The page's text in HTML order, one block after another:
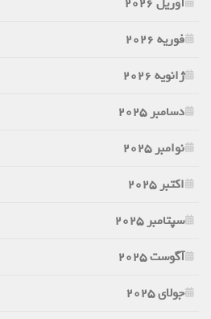
فوریه 2026
ژانویه 2026
دسامبر 2025
نوامبر 2025
اکتبر 2025
سپتامبر 2025
آگوست 2025
جولای 2025